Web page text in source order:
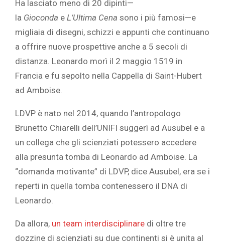
Ha lasciato meno di 20 dipinti—
la Gioconda e L’Ultima Cena sono i più famosi—e
migliaia di disegni, schizzi e appunti che continuano
a offrire nuove prospettive anche a 5 secoli di
distanza. Leonardo morì il 2 maggio 1519 in
Francia e fu sepolto nella Cappella di Saint-Hubert
ad Amboise.
LDVP è nato nel 2014, quando l’antropologo
Brunetto Chiarelli dell’UNIFI suggerì ad Ausubel e a
un collega che gli scienziati potessero accedere
alla presunta tomba di Leonardo ad Amboise. La
“domanda motivante” di LDVP, dice Ausubel, era se i
reperti in quella tomba contenessero il DNA di
Leonardo.
Da allora, un team interdisciplinare di oltre tre
dozzine di scienziati su due continenti si è unita al